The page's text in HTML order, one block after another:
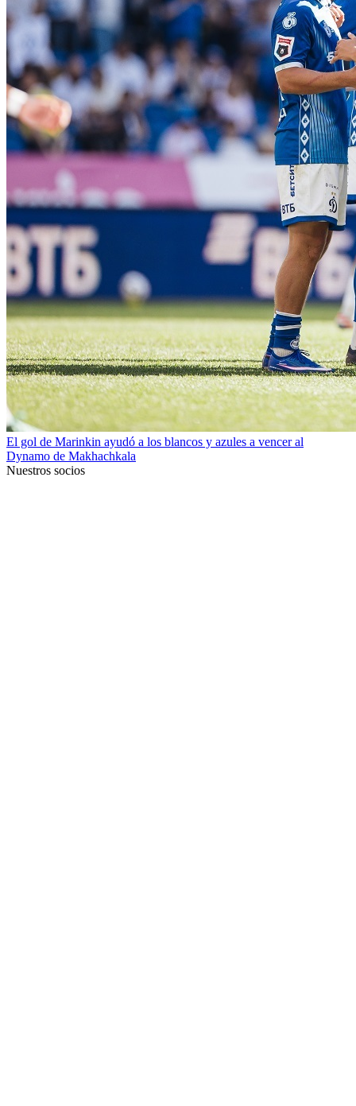
El gol de Marinkin ayudó a los blancos y azules a vencer al
Dynamo de Makhachkala
Nuestros socios